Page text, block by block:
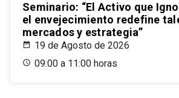
Seminario: “El Activo que
el envejecimiento redefine
mercados y estrategia”
19 de Agosto de 2026
09:00 a 11:00 horas